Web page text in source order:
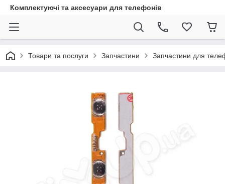
Комплектуючі та аксесуари для телефонів
Товари та послуги Запчастини Запчастини для